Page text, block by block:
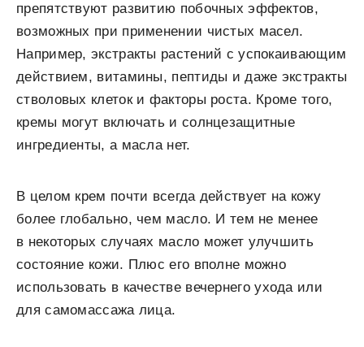
препятствуют развитию побочных эффектов,
возможных при применении чистых масел.
Например, экстракты растений с успокаивающим
действием, витамины, пептиды и даже экстракты
стволовых клеток и факторы роста. Кроме того,
кремы могут включать и солнцезащитные
ингредиенты, а масла нет.
В целом крем почти всегда действует на кожу
более глобально, чем масло. И тем не менее
в некоторых случаях масло может улучшить
состояние кожи. Плюс его вполне можно
использовать в качестве вечернего ухода или
для самомассажа лица.